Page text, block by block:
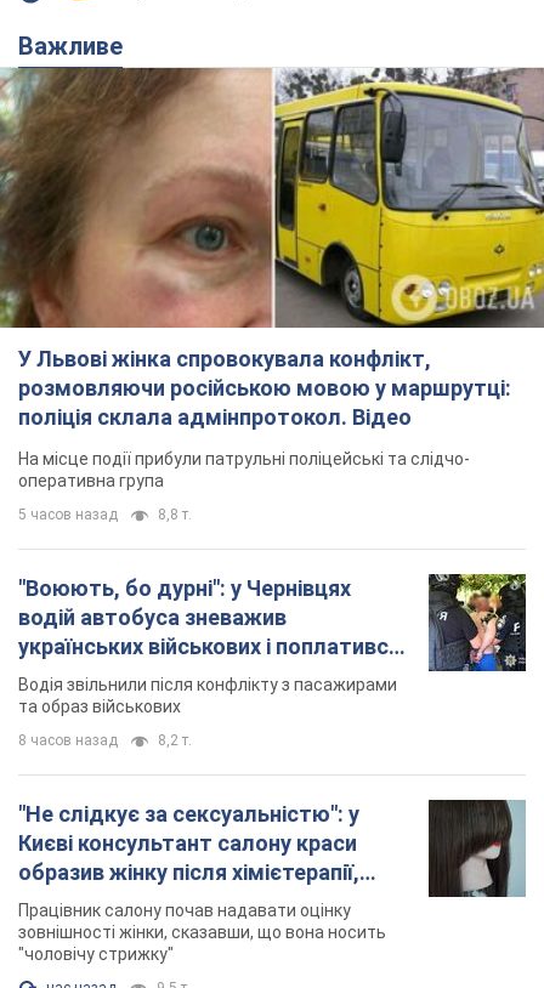
Важливе
У Львові жінка спровокувала конфлікт,
розмовляючи російською мовою у маршрутці:
поліція склала адмінпротокол. Відео
На місце події прибули патрульні поліцейські та слідчо-
оперативна група
5 часов назад 8,8 т.
"Воюють, бо дурні": у Чернівцях
водій автобуса зневажив
українських військових і поплатився.
Відео
Водія звільнили після конфлікту з пасажирами
та образ військових
8 часов назад 8,2 т.
"Не слідкує за сексуальністю": у
Києві консультант салону краси
образив жінку після хімієтерапії,
розгорівся скандал. Фото
Працівник салону почав надавати оцінку
зовнішності жінки, сказавши, що вона носить
"чоловічу стрижку"